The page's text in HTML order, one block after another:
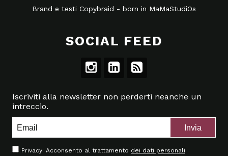
Brand e testi Copybraid - born in MaMaStudiOs
SOCIAL FEED
Iscriviti alla newsletter non perderti neanche un
intreccio.
Privacy: Acconsento al trattamento dei dati personali